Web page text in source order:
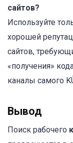
сайтов?
Используйте
хорошей
сайтов,
«получения»
каналы самого
Вывод
Поиск рабочего